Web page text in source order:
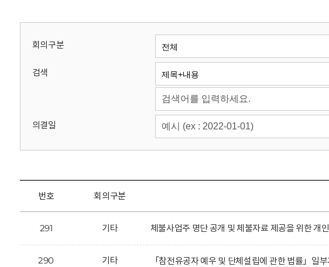
회
회의구분
검색
의결일
번호 회의구분
291 기타 체불사업주 명단 공개 및 체불자료 제공을 위한 개
290 기타 「참전유공자 예우 및 단체설립에 관한 법률」일